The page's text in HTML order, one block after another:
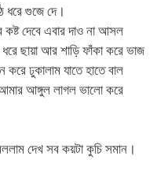
গুজে দে।
দেবে এবার দাও না আসল
ছায়া আর শাড়ি ফাঁকা করে ভাজ
ঢুকালাম যাতে হাতে বাল
আঙ্গুল লাগল ভালো করে
দেখ সব কয়টা কুচি সমান।